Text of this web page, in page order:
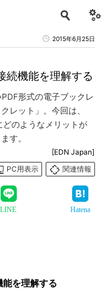
2015年6月25日
続機能を理解する
形式の電子ブックレ
レット」。今回は、
のようなメリットが
す。
[EDN Japan]
PC用表示
関連情報
LINE Hatena
を理解する